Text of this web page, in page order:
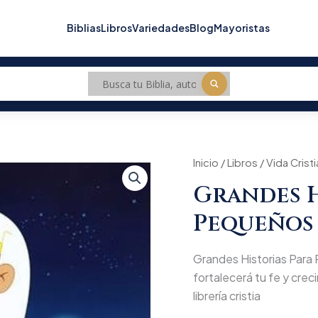
BibliasLibrosVariedadesBlogMayoristas
Inicio /Libros /Vida
Grandes
Grandes Historias
fortalecerá tu fe y
librería cristia
price
was:
Grandes
Para
Pequeños
Lectores/José
cantidad